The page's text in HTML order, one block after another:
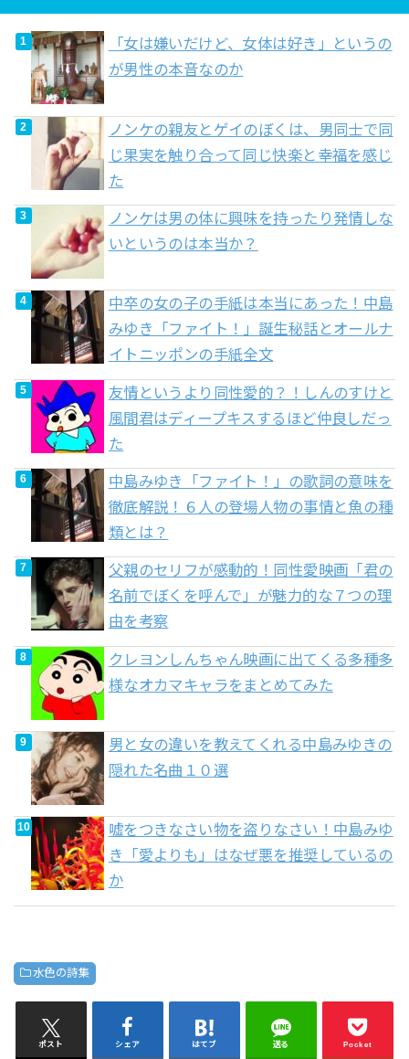
「女は嫌いだけど、女体は好き」というの
が男性の本音なのか
ノンケの親友とゲイのぼくは、男同士で同
じ果実を触り合って同じ快楽と幸福を感じ
た
ノンケは男の体に興味を持ったり発情しな
いというのは本当か？
中卒の女の子の手紙は本当にあった！中島
みゆき「ファイト！」誕生秘話とオールナ
イトニッポンの手紙全文
友情というより同性愛的？！しんのすけと
風間君はディープキスするほど仲良しだっ
た
中島みゆき「ファイト！」の歌詞の意味を
徹底解説！６人の登場人物の事情と魚の種
類とは？
父親のセリフが感動的！同性愛映画「君の
名前でぼくを呼んで」が魅力的な７つの理
由を考察
クレヨンしんちゃん映画に出てくる多種多
様なオカマキャラをまとめてみた
男と女の違いを教えてくれる中島みゆきの
隠れた名曲１０選
嘘をつきなさい物を盗りなさい！中島みゆ
き「愛よりも」はなぜ悪を推奨しているの
か
水色の詩集
ポスト シェア はてブ 送る Pocket